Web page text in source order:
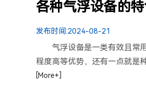
各种气浮设备的
发布时间:2024-08-21
气浮设备是一类有效且常
程度高等优势，还有一点就是
[More+]